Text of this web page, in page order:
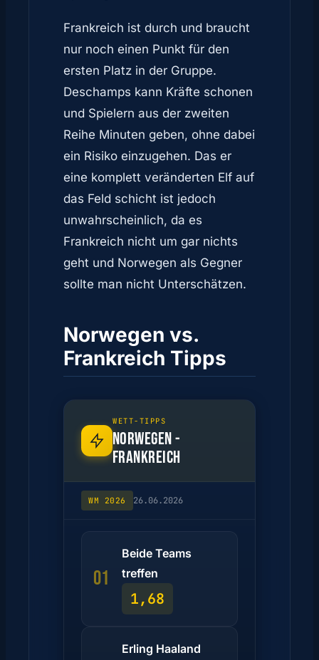
Frankreich ist durch und braucht
nur noch einen Punkt für den
ersten Platz in der Gruppe.
Deschamps kann Kräfte schonen
und Spielern aus der zweiten
Reihe Minuten geben, ohne dabei
ein Risiko einzugehen. Das er
eine komplett veränderten Elf auf
das Feld schicht ist jedoch
unwahrscheinlich, da es
Frankreich nicht um gar nichts
geht und Norwegen als Gegner
sollte man nicht Unterschätzen.
Norwegen vs.
Frankreich Tipps
WETT-TIPPS
NORWEGEN -
FRANKREICH
WM 2026 26.06.2026
01
Beide Teams
treffen
1,68
Erling Haaland